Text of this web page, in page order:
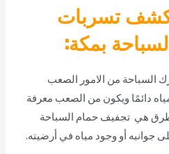
تسربات
بمكة:
السباحة من الامور الصعب
دائمًا ويكون من الصعب معرفة
هي تجفيف حمام السباحة
جوانبه أو وجود مياه في أرضيته.